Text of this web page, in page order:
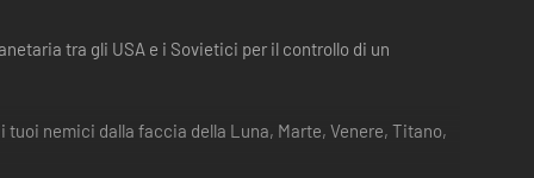
tra gli USA e i Sovietici per il controllo di un
nemici dalla faccia della Luna, Marte, Venere, Titano,